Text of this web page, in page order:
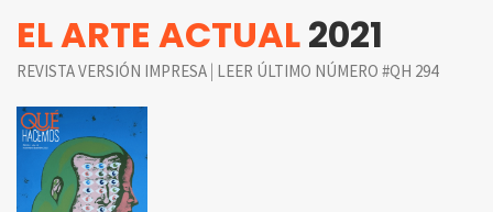
EL ARTE ACTUAL2021
REVISTA VERSIÓN IMPRESA | LEER ÚLTIMO NÚMERO #QH 294